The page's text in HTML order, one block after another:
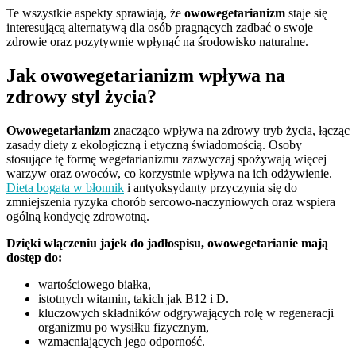
Te wszystkie aspekty sprawiają, że owowegetarianizm staje się
interesującą alternatywą dla osób pragnących zadbać o swoje
zdrowie oraz pozytywnie wpłynąć na środowisko naturalne.
Jak owowegetarianizm wpływa na
zdrowy styl życia?
Owowegetarianizm znacząco wpływa na zdrowy tryb życia, łącząc
zasady diety z ekologiczną i etyczną świadomością. Osoby
stosujące tę formę wegetarianizmu zazwyczaj spożywają więcej
warzyw oraz owoców, co korzystnie wpływa na ich odżywienie.
Dieta bogata w błonnik i antyoksydanty przyczynia się do
zmniejszenia ryzyka chorób sercowo-naczyniowych oraz wspiera
ogólną kondycję zdrowotną.
Dzięki włączeniu jajek do jadłospisu, owowegetarianie mają
dostęp do:
wartościowego białka,
istotnych witamin, takich jak B12 i D.
kluczowych składników odgrywających rolę w regeneracji
organizmu po wysiłku fizycznym,
wzmacniających jego odporność.